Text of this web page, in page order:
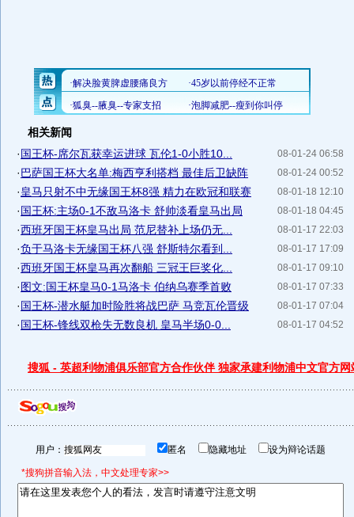
相关新闻
08-01-24 06:58
·国王杯-席尔瓦获幸运进球 瓦伦1-0小胜10...
08-01-24 00:52
·巴萨国王杯大名单:梅西亨利搭档 最佳后卫缺阵
08-01-18 12:10
·皇马只射不中无缘国王杯8强 精力在欧冠和联赛
08-01-18 04:45
·国王杯:主场0-1不敌马洛卡 舒帅淡看皇马出局
08-01-17 22:03
·西班牙国王杯皇马出局 范尼替补上场仍无...
08-01-17 17:09
·负于马洛卡无缘国王杯八强 舒斯特尔看到...
08-01-17 09:10
·西班牙国王杯皇马再次翻船 三冠王巨奖化...
08-01-17 07:33
·图文:国王杯皇马0-1马洛卡 伯纳乌赛季首败
08-01-17 07:04
·国王杯-潜水艇加时险胜将战巴萨 马竞瓦伦晋级
08-01-17 04:52
·国王杯-锋线双枪失无数良机 皇马半场0-0...
搜狐 - 英超利物浦俱乐部官方合作伙伴 独家承建利物浦中文官方网
用户： 匿名 隐藏地址 设为辩论话题
*搜狗拼音输入法，中文处理专家>>